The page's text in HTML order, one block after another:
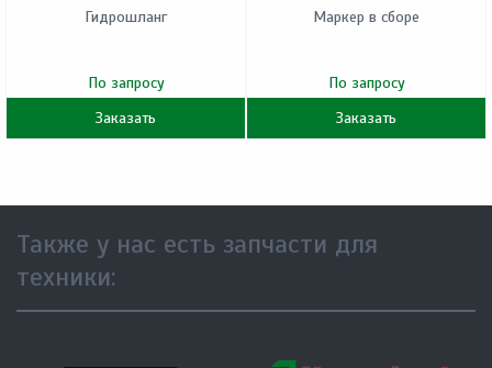
Гидрошланг
По запросу
Заказать
Маркер в сборе
По запросу
Заказать
Также у нас есть запчасти для
техники: